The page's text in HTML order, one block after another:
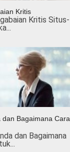
Kritis
Kritis Situs-
dan Bagaimana Cara
dan Bagaimana